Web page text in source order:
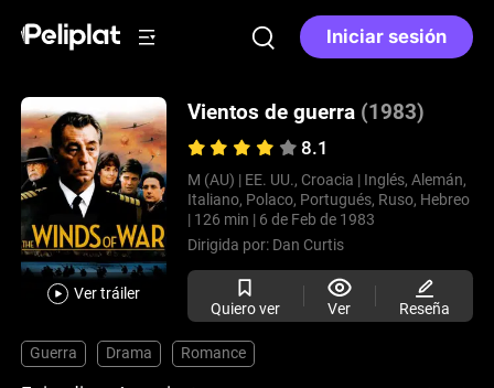
Iniciar sesión
Ver tráiler
Vientos de guerra (1983)
8.1
M (AU) | EE. UU., Croacia | Inglés, Alemán,
Italiano, Polaco, Portugués, Ruso, Hebreo
| 126 min | 6 de Feb de 1983
Dirigida por: Dan Curtis
Quiero ver Ver Reseña
Guerra Drama Romance